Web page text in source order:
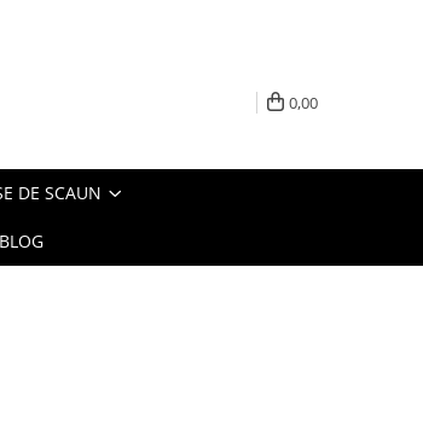
0,00
DE SCAUN
BLOG